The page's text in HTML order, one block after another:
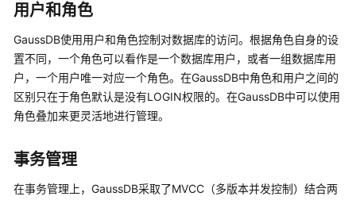
用
指
南
开
发
南
开
用户和角色
GaussDB使用用户和角色控制对数据库的访问。根据角色自身的设
置不同，一个角色可以看作是一个数据库用户，或者一组数据库用
户，一个用户唯一对应一个角色。在GaussDB中角色和用户之间的
区别只在于角色默认是没有LOGIN权限的。在GaussDB中可以使用
角色叠加来更灵活地进行管理。
事务管理
在事务管理上， GaussDB采取了MVCC（多版本并发控制）结合两